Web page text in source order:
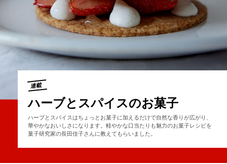
連載
ハーブとスパイスのお菓子
ハーブとスパイスはちょっとお菓子に加えるだけで自然な香りが広がり、
華やかなおいしさになります。軽やかな口当たりも魅力のお菓子レシピを
菓子研究家の長田佳子さんに教えてもらいました。